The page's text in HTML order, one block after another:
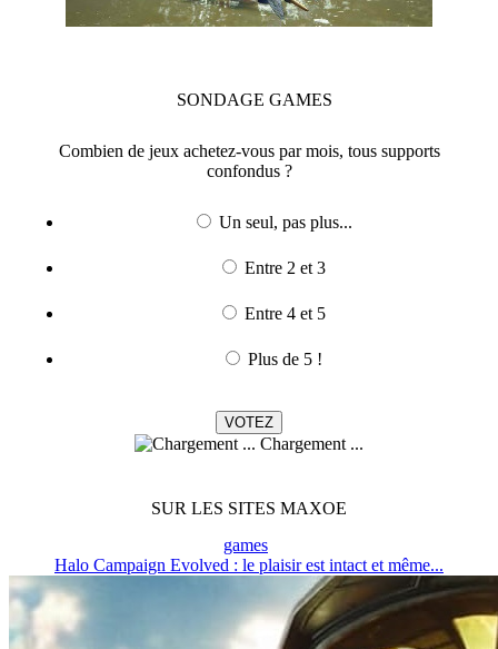
SONDAGE GAMES
Combien de jeux achetez-vous par mois, tous supports
confondus ?
Un seul, pas plus...
Entre 2 et 3
Entre 4 et 5
Plus de 5 !
Chargement ...
SUR LES SITES MAXOE
games
Halo Campaign Evolved : le plaisir est intact et même...